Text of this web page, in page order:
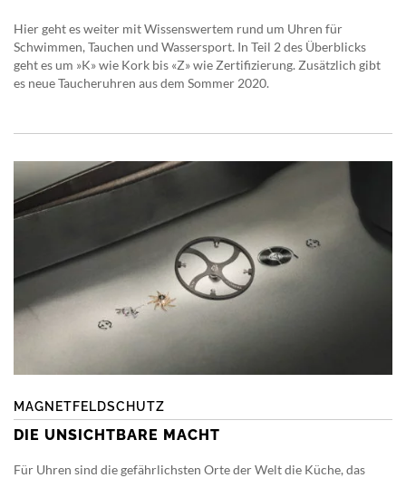
Hier geht es weiter mit Wissenswertem rund um Uhren für
Schwimmen, Tauchen und Wassersport. In Teil 2 des Überblicks
geht es um »K» wie Kork bis «Z» wie Zertifizierung. Zusätzlich gibt
es neue Taucheruhren aus dem Sommer 2020.
MAGNETFELDSCHUTZ
DIE UNSICHTBARE MACHT
Für Uhren sind die gefährlichsten Orte der Welt die Küche, das